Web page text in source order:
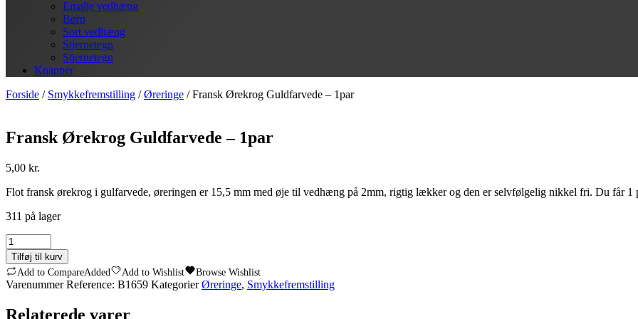
Emalje vedhæng
Børn
Sort vedhæng
Stjernetegn
Stjernetegn
Knapper
Forside / Smykkefremstilling /Øreringe / Fransk Ørekrog Guldfarvede – 1par
Fransk Ørekrog Guldfarvede – 1par
5,00 kr.
Flot fransk ørekrog i gulfarvede, øreringen er 15,5 mm med øje til vedhæng på 2mm, rigtig lækker og den er selvfølgelig nikkel fri. Du får 1
311 på lager
Fransk
Ørekrog
Guldfarvede
-
1par
Tilføj til kurv
Add to CompareAdded Add to Wishlist Browse Wishlist
VarenummerReference: B1659 Kategorier Øreringe, Smykkefremstilling
Relaterede varer